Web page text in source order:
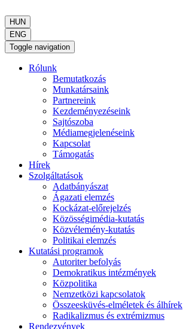
HUN
ENG
Toggle navigation
Rólunk
Bemutatkozás
Munkatársaink
Partnereink
Kezdeményezéseink
Sajtószoba
Médiamegjelenéseink
Kapcsolat
Támogatás
Hírek
Szolgáltatások
Adatbányászat
Ágazati elemzés
Kockázat-előrejelzés
Közösségimédia-kutatás
Közvélemény-kutatás
Politikai elemzés
Kutatási programok
Autoriter befolyás
Demokratikus intézmények
Közpolitika
Nemzetközi kapcsolatok
Összeesküvés-elméletek és álhírek
Radikalizmus és extrémizmus
Rendezvények